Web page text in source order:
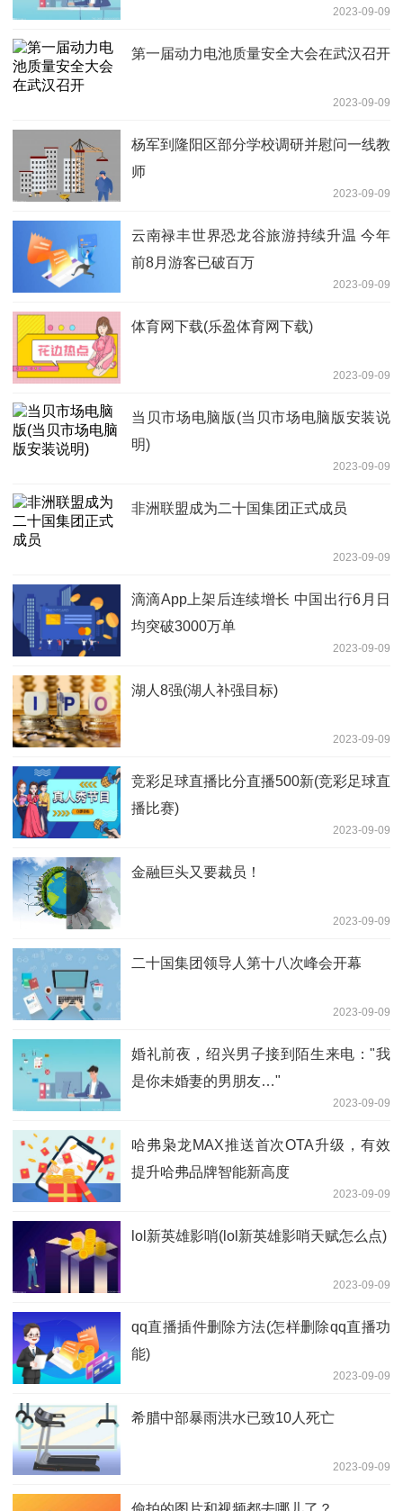
2023-09-09
第一届动力电池质量安全大会在武汉召开
2023-09-09
杨军到隆阳区部分学校调研并慰问一线教
师
2023-09-09
云南禄丰世界恐龙谷旅游持续升温 今年
前8月游客已破百万
2023-09-09
体育网下载(乐盈体育网下载)
2023-09-09
当贝市场电脑版(当贝市场电脑版安装说
明)
2023-09-09
非洲联盟成为二十国集团正式成员
2023-09-09
滴滴App上架后连续增长 中国出行6月日
均突破3000万单
2023-09-09
湖人8强(湖人补强目标)
2023-09-09
竞彩足球直播比分直播500新(竞彩足球直
播比赛)
2023-09-09
金融巨头又要裁员！
2023-09-09
二十国集团领导人第十八次峰会开幕
2023-09-09
婚礼前夜，绍兴男子接到陌生来电："我
是你未婚妻的男朋友…"
2023-09-09
哈弗枭龙MAX推送首次OTA升级，有效
提升哈弗品牌智能新高度
2023-09-09
lol新英雄影哨(lol新英雄影哨天赋怎么点)
2023-09-09
qq直播插件删除方法(怎样删除qq直播功
能)
2023-09-09
希腊中部暴雨洪水已致10人死亡
2023-09-09